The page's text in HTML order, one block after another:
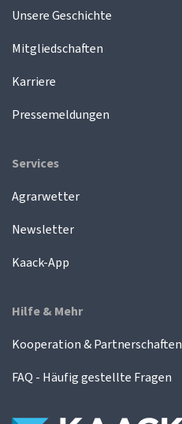
Unsere Geschichte
Mitgliedschaften
Karriere
Pressemeldungen
Services
Agrarwetter
Newsletter
Kaack-App
Hilfe & Mehr
Kooperation & Partnerschaften
FAQ - Häufig gestellte Fragen